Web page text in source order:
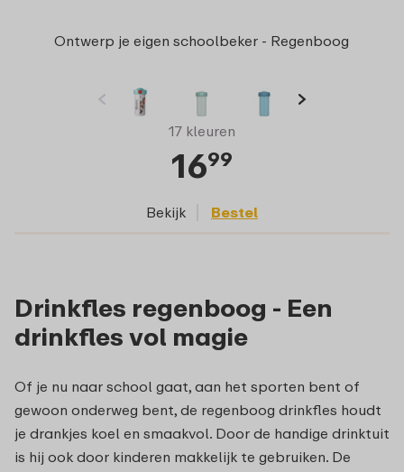
Ontwerp je eigen schoolbeker - Regenboog
17 kleuren
1699
Bekijk Bestel
Drinkfles regenboog - Een
drinkfles vol magie
Of je nu naar school gaat, aan het sporten bent of
gewoon onderweg bent, de regenboog drinkfles houdt
je drankjes koel en smaakvol. Door de handige drinktuit
is hij ook door kinderen makkelijk te gebruiken. De